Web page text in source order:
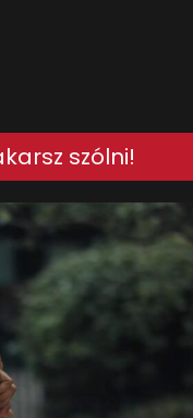
szólni!